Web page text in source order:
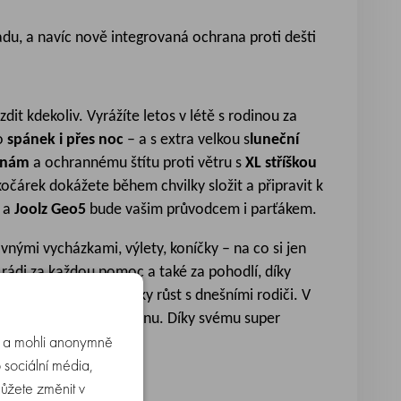
a navíc nově integrovaná ochrana proti dešti
kdekoliv. Vyrážíte letos v létě s rodinou za
spánek i přes noc – a s extra velkou sluneční
a ochrannému štítu proti větru sXL stříškou
dokážete během chvilky složit a připravit k
aJoolz Geo5 bude vašim průvodcem i parťákem.
vycházkami, výlety, koníčky – na co si jen
za každou pomoc a také za pohodlí, díky
vyráběné kočárky růst s dnešními rodiči. V
v jakémkoli terénu. Díky svému super
si přejí.
mohli anonymně
média,
změnit v